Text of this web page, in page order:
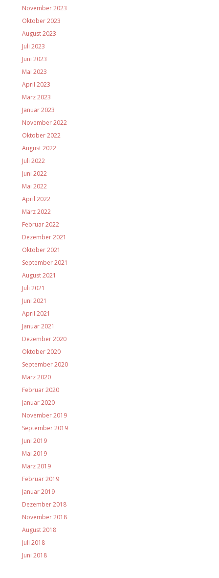
November 2023
Oktober 2023
August 2023
Juli 2023
Juni 2023
Mai 2023
April 2023
März 2023
Januar 2023
November 2022
Oktober 2022
August 2022
Juli 2022
Juni 2022
Mai 2022
April 2022
März 2022
Februar 2022
Dezember 2021
Oktober 2021
September 2021
August 2021
Juli 2021
Juni 2021
April 2021
Januar 2021
Dezember 2020
Oktober 2020
September 2020
März 2020
Februar 2020
Januar 2020
November 2019
September 2019
Juni 2019
Mai 2019
März 2019
Februar 2019
Januar 2019
Dezember 2018
November 2018
August 2018
Juli 2018
Juni 2018